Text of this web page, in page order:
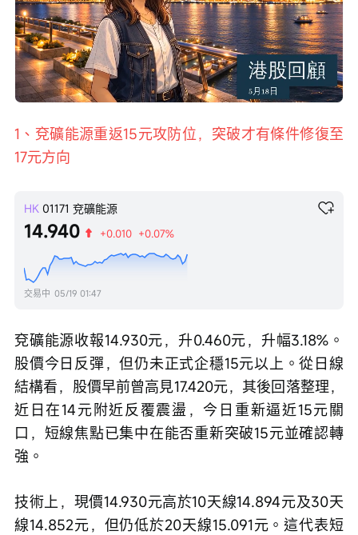
取
消
靜
Loaded:
0%
Progress:
0%
放
1、兗礦能源重返15元攻防位，突破才有條件修復至
17元方向
HK 01171 兗礦能源
14.940 +0.010 +0.07%
交易中 05/19 01:47
兗礦能源收報14.930元，升0.460元，升幅3.18%。
股價今日反彈，但仍未正式企穩15元以上。從日線
結構看，股價早前曾高見17.420元，其後回落整理，
近日在14元附近反覆震盪，今日重新逼近15元關
口，短線焦點已集中在能否重新突破15元並確認轉
強。
技術上，現價14.930元高於10天線14.894元及30天
線14.852元，但仍低於20天線15.091元。這代表短